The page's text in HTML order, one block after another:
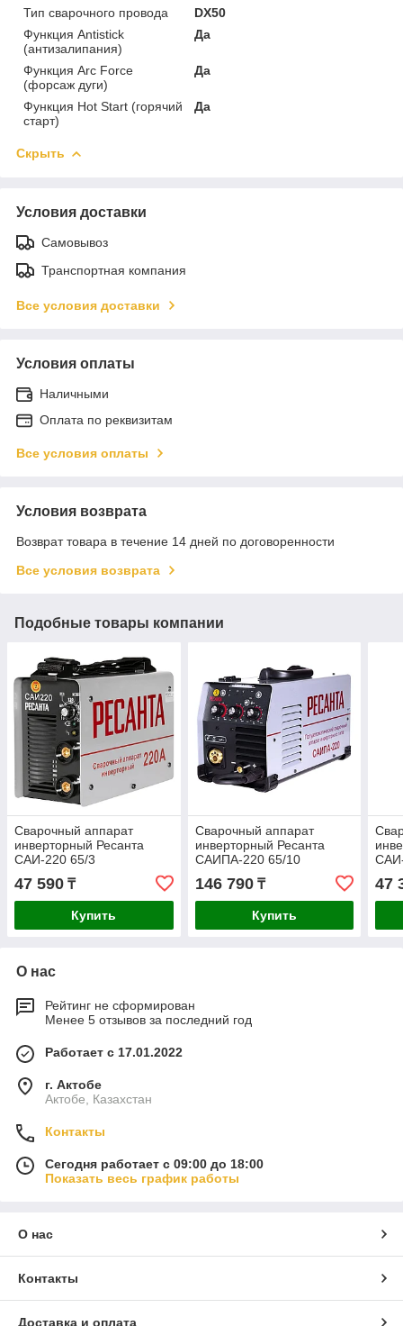
Тип сварочного провода
DX50
Функция Antistick
(антизалипания)
Да
Функция Arc Force
(форсаж дуги)
Да
Функция Hot Start (горячий
старт)
Да
Скрыть
Условия доставки
Самовывоз
Транспортная компания
Все условия доставки
Условия оплаты
Наличными
Оплата по реквизитам
Все условия оплаты
Условия возврата
Возврат товара в течение 14 дней по договоренности
Все условия возврата
Подобные товары компании
Сварочный аппарат
инверторный Ресанта
САИ-220 65/3
47 590 ₸
Купить
Сварочный аппарат
инверторный Ресанта
САИПА-220 65/10
146 790₸
Купить
47
О нас
Рейтинг не сформирован
Менее 5 отзывов за последний год
Работает с 17.01.2022
г. Актобе
Актобе, Казахстан
Контакты
Сегодня работает с 09:00 до 18:00
Показать весь график работы
О нас
Контакты
Доставка и оплата